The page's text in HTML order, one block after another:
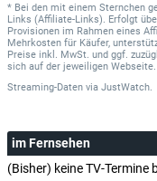
* Bei den mit einem Sternchen
Links (Affiliate-Links). Erfolgt
Provisionen im Rahmen eines
Mehrkosten für Käufer,
Preise inkl. MwSt. und ggf.
sich auf der jeweiligen Webseite.
Streaming-Daten via JustWatch.
im Fernsehen
(Bisher) keine TV-Termine